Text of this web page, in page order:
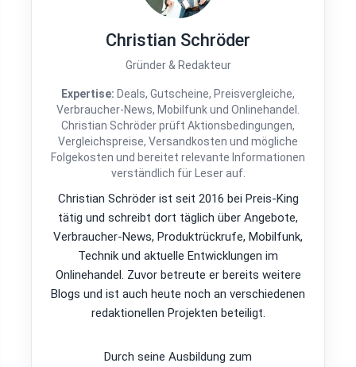
Christian Schröder
Gründer & Redakteur
Expertise: Deals, Gutscheine, Preisvergleiche,
Verbraucher-News, Mobilfunk und Onlinehandel.
Christian Schröder prüft Aktionsbedingungen,
Vergleichspreise, Versandkosten und mögliche
Folgekosten und bereitet relevante Informationen
verständlich für Leser auf.
Christian Schröder ist seit 2016 bei Preis-King
tätig und schreibt dort täglich über Angebote,
Verbraucher-News, Produktrückrufe, Mobilfunk,
Technik und aktuelle Entwicklungen im
Onlinehandel. Zuvor betreute er bereits weitere
Blogs und ist auch heute noch an verschiedenen
redaktionellen Projekten beteiligt.
Durch seine Ausbildung zum